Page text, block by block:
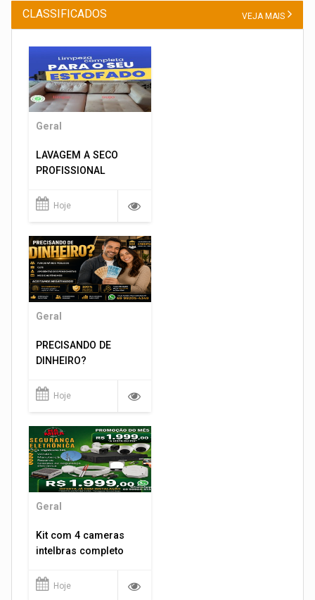
CLASSIFICADOS VEJA MAIS
Geral
LAVAGEM A SECO
PROFISSIONAL
Hoje
Geral
PRECISANDO DE
DINHEIRO?
Hoje
Geral
Kit com 4 cameras
intelbras completo
Hoje